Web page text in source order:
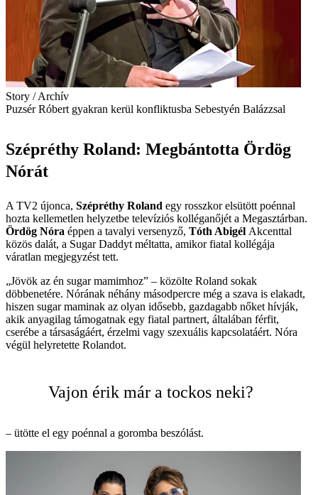
Story / Archív
Puzsér Róbert gyakran kerül konfliktusba Sebestyén Balázzsal
Szépréthy Roland: Megbántotta Ördög
Nórát
A TV2 újonca, Szépréthy­ Roland egy rosszkor elsütött poénnal
hozta kellemetlen helyzetbe televíziós kolléganőjét a Megasztárban.
Ördög Nóra éppen a tavalyi versenyző, Tóth Abigél Akcenttal
közös dalát, a Sugar Daddyt méltatta, amikor fiatal kollégája
váratlan megjegyzést tett.
„Jövök az én sugar mamimhoz” – közölte Roland sokak
döbbenetére. Nórának néhány másodpercre még a szava is elakadt,
hiszen sugar maminak az olyan idősebb, gazdagabb nőket hívják,
akik anyagilag támogatnak egy fiatal partnert, általában férfit,
cserébe a társaságáért, érzelmi vagy szexuális kapcsolatáért. Nóra
végül helyretette Rolandot.
Vajon érik már a tockos neki?
– ütötte el egy poénnal a goromba beszólást.